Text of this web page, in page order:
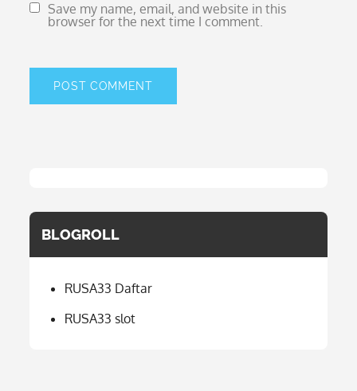
Save my name, email, and website in this
browser for the next time I comment.
BLOGROLL
RUSA33 Daftar
RUSA33 slot